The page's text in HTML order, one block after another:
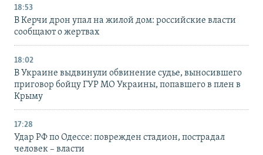
18:53
В Керчи дрон упал на жилой дом: российские власти
сообщают о жертвах
18:02
В Украине выдвинули обвинение судье, выносившего
приговор бойцу ГУР МО Украины, попавшего в плен в
Крыму
17:28
Удар РФ по Одессе: поврежден стадион, пострадал
человек – власти